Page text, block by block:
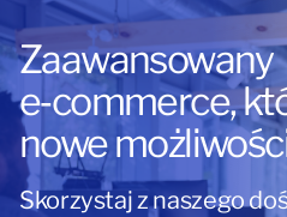
Zaawansowany
e‑commerce,
nowe
Skorzystaj z naszego